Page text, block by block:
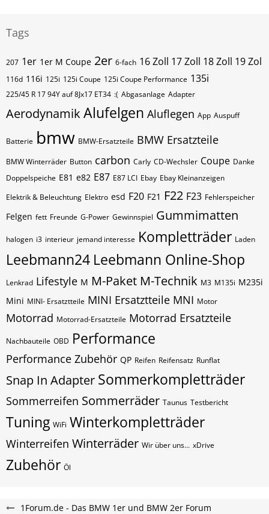
Tags
207 1er 1er M Coupe 2er 6-fach 16 Zoll 17 Zoll 18 Zoll 19 Zol
116d 116i 125i 125i Coupe 125i Coupe Performance 135i
225/45 R 17 94Y auf 8Jx17 ET34 :( Abgasanlage Adapter
Aerodynamik Alufelgen Aluflegen App Auspuff
Batterie bmw BMW-Ersatzteile BMW Ersatzteile
BMW Winterräder Button carbon Carly CD-Wechsler Coupe Danke
Doppelspeiche E81 e82 E87 E87 LCI Ebay Ebay Kleinanzeigen
Elektrik & Beleuchtung Elektro esd F20 F21 F22 F23 Fehlerspeicher
Felgen fett Freunde G-Power Gewinnspiel Gummimatten
halogen i3 interieur jemand interesse Kompletträder Laden
Leebmann24 Leebmann Online-Shop
Lenkrad Lifestyle M M-Paket M-Technik M3 M135i M235i
Mini MINI- Ersatztteile MINI Ersatztteile MNI Motor
Motorrad Motorrad-Ersatzteile Motorrad Ersatzteile
Nachbauteile OBD Performance
Performance Zubehör QP Reifen Reifensatz Runflat
Snap In Adapter Sommerkompletträder
Sommerreifen Sommerräder Taunus Testbericht
Tuning WiFi Winterkompletträder
Winterreifen Winterräder Wir über uns... xDrive
Zubehör Öl
1Forum.de - Das BMW 1er und BMW 2er Forum